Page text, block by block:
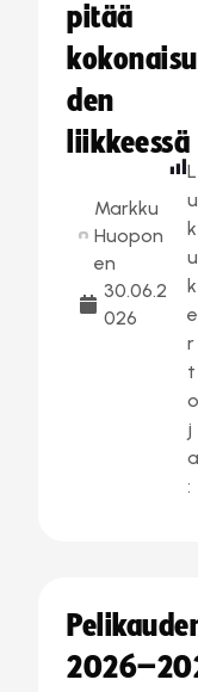
pitää
den
liikkeessä
Markku
Huopon
en
30.06.2
026
L
u
k
u
k
e
r
t
o
j
a
: